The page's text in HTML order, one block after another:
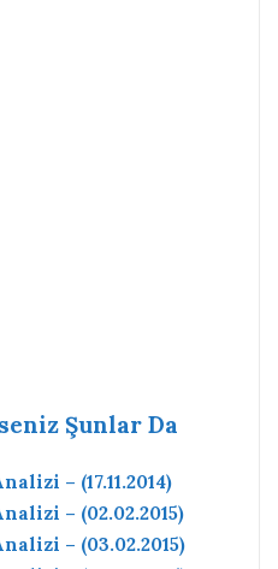
Şunlar Da
– (17.11.2014)
– (02.02.2015)
– (03.02.2015)